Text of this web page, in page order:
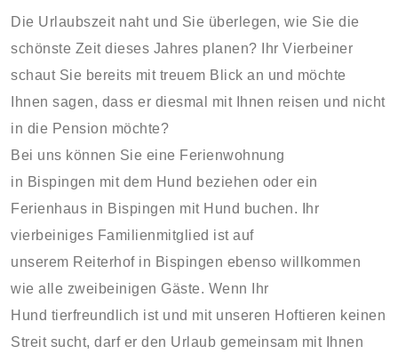
Die Urlaubszeit naht und Sie überlegen, wie Sie die
schönste Zeit dieses Jahres planen? Ihr Vierbeiner
schaut Sie bereits mit treuem Blick an und möchte
Ihnen sagen, dass er diesmal mit Ihnen reisen und nicht
in die Pension möchte?
Bei uns können Sie eine Ferienwohnung
in Bispingen mit dem Hund beziehen oder ein
Ferienhaus in Bispingen mit Hund buchen. Ihr
vierbeiniges Familienmitglied ist auf
unserem Reiterhof in Bispingen ebenso willkommen
wie alle zweibeinigen Gäste. Wenn Ihr
Hund tierfreundlich ist und mit unseren Hoftieren keinen
Streit sucht, darf er den Urlaub gemeinsam mit Ihnen